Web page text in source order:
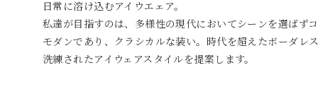
日常に溶け込むアイウエェア。
私達が目指すのは、多様性の現代においてシーンを選ばず
モダンであり、クラシカルな装い。時代を超えたボーダレ